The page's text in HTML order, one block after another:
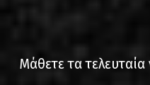
Μάθετε τα